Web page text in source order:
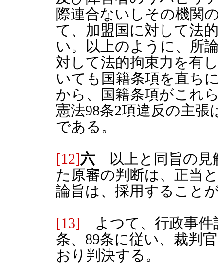
際連合ないしその機関
て、加盟国に対して法
い。以上のように、所
対して法的拘束力を有
いても国籍条項を直ち
から、国籍条項がこれ
憲法98条2項違反の主
である。
[12]六 以上と同旨の見
た原審の判断は、正当
論旨は、採用すること
[13] よつて、行政事件
条、89条に従い、裁判
おり判決する。